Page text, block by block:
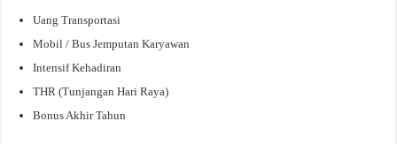
Uang Transportasi
Mobil / Bus Jemputan Karyawan
Intensif Kehadiran
THR (Tunjangan Hari Raya)
Bonus Akhir Tahun